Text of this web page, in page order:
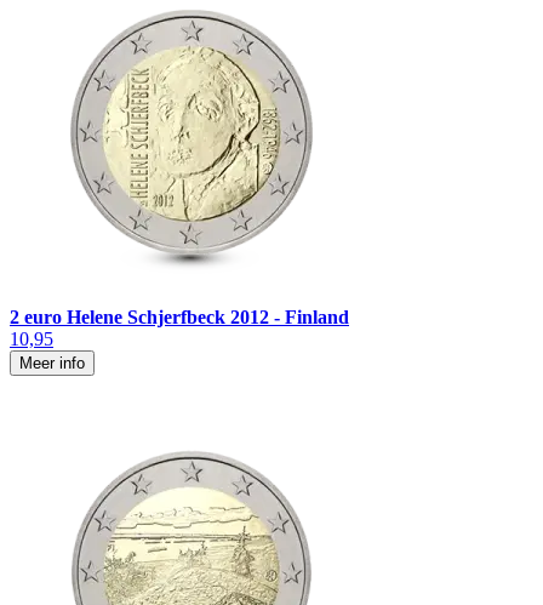
2 euro Helene Schjerfbeck 2012 - Finland
10,95
Meer info